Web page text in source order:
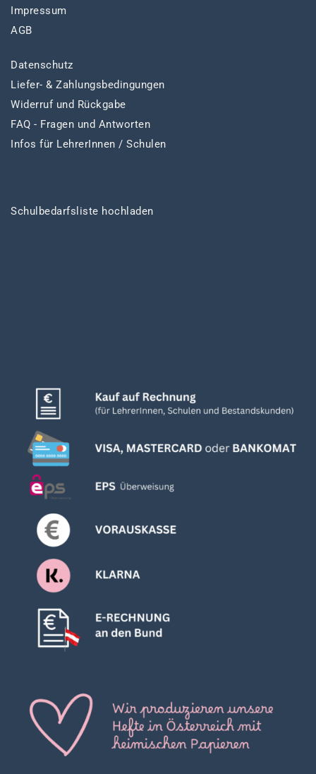
Impressum
AGB
Datenschutz
Liefer- & Zahlungsbedingungen
Widerruf und Rückgabe
FAQ - Fragen und Antworten
Infos für LehrerInnen / Schulen
Schulbedarfsliste hochladen